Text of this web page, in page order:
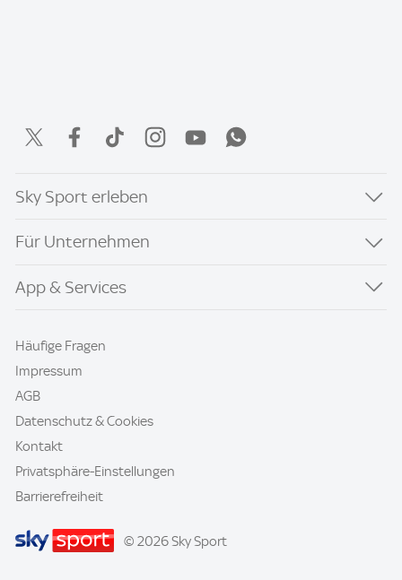
Sky Sport erleben
Für Unternehmen
App & Services
Häufige Fragen
Impressum
AGB
Datenschutz & Cookies
Kontakt
Privatsphäre-Einstellungen
Barrierefreiheit
© 2026 Sky Sport